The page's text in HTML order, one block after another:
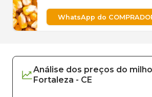
WhatsApp do
Análise dos preços do milho
Fortaleza - CE